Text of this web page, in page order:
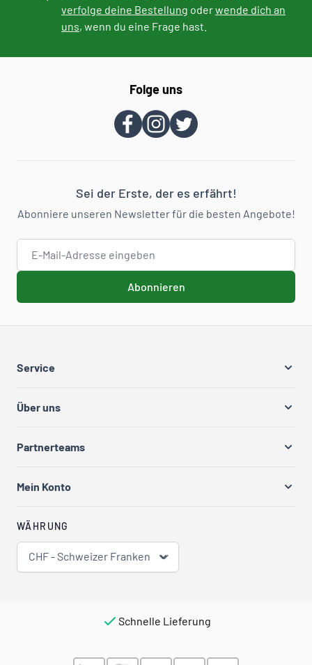
verfolge deine Bestellung oderwende dich an
uns, wenn du eine Frage hast.
Folge uns
Sei der Erste, der es erfährt!
Abonniere unseren Newsletter für die besten Angebote!
E-Mail-Adresse
Abonnieren
Service
Über uns
Partnerteams
Mein Konto
WÄHRUNG
CHF - Schweizer Franken
Schnelle Lieferung